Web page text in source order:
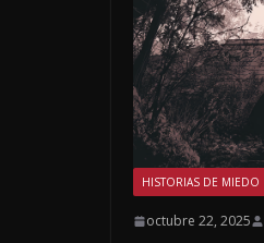
HISTORIAS DE MIEDO
octubre 22, 2025